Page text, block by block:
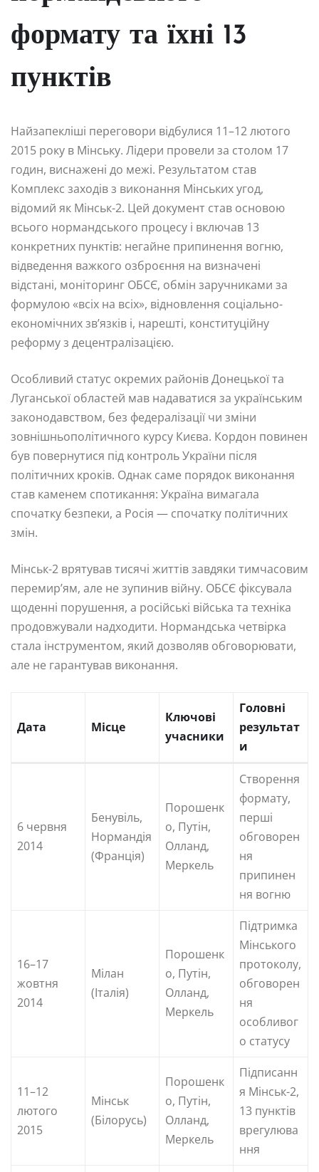
формату та їхні 13
пунктів
Найзапекліші переговори відбулися 11–12 лютого
2015 року в Мінську. Лідери провели за столом 17
годин, виснажені до межі. Результатом став
Комплекс заходів з виконання Мінських угод,
відомий як Мінськ-2. Цей документ став основою
всього нормандського процесу і включав 13
конкретних пунктів: негайне припинення вогню,
відведення важкого озброєння на визначені
відстані, моніторинг ОБСЄ, обмін заручниками за
формулою «всіх на всіх», відновлення соціально-
економічних зв’язків і, нарешті, конституційну
реформу з децентралізацією.
Особливий статус окремих районів Донецької та
Луганської областей мав надаватися за українським
законодавством, без федералізації чи зміни
зовнішньополітичного курсу Києва. Кордон повинен
був повернутися під контроль України після
політичних кроків. Однак саме порядок виконання
став каменем спотикання: Україна вимагала
спочатку безпеки, а Росія — спочатку політичних
змін.
Мінськ-2 врятував тисячі життів завдяки тимчасовим
перемир’ям, але не зупинив війну. ОБСЄ фіксувала
щоденні порушення, а російські війська та техніка
продовжували надходити. Нормандська четвірка
стала інструментом, який дозволяв обговорювати,
але не гарантував виконання.
Дата Місце
Ключові
учасники
Головні
результат
и
6 червня
2014
Бенувіль,
Нормандія
(Франція)
Порошенк
о, Путін,
Олланд,
Меркель
Створення
формату,
перші
обговорен
ня
припинен
ня вогню
16–17
жовтня
2014
Мілан
(Італія)
Порошенк
о, Путін,
Олланд,
Меркель
Підтримка
Мінського
протоколу,
обговорен
ня
особливог
о статусу
11–12
лютого
2015
Мінськ
(Білорусь)
Порошенк
о, Путін,
Олланд,
Меркель
Підписанн
я Мінськ-2,
13 пунктів
врегулюва
ння